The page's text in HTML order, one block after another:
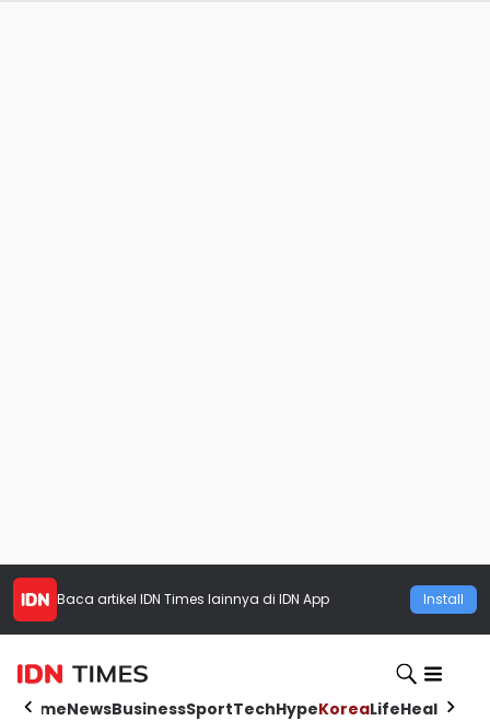
Baca artikel IDN Times lainnya di IDN App Install
HomeNewsBusinessSportTechHypeKoreaLifeHealth